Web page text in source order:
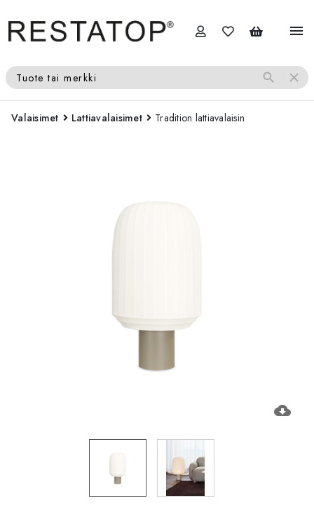
menu
Tuote tai merkki search close
Valaisimet Lattiavalaisimet Tradition lattiavalaisin
cloud_download